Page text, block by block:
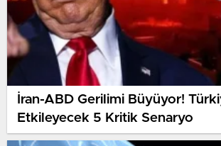
İran-ABD Gerilimi Büyüyor!
Etkileyecek 5 Kritik Senaryo